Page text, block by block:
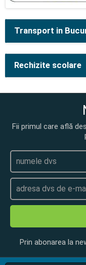
Transport in
Rechizite scolare
Fii primul care află
Prin abonarea la